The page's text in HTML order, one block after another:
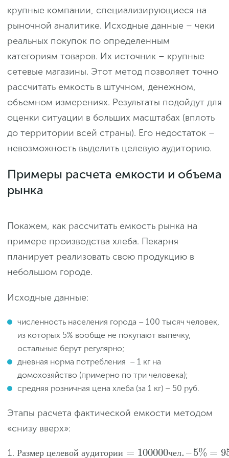
крупные компании, специализирующиеся на
рыночной аналитике. Исходные данные – чеки
реальных покупок по определенным
категориям товаров. Их источник – крупные
сетевые магазины. Этот метод позволяет точно
рассчитать емкость в штучном, денежном,
объемном измерениях. Результаты подойдут для
оценки ситуации в больших масштабах (вплоть
до территории всей страны). Его недостаток –
невозможность выделить целевую аудиторию.
Примеры расчета емкости и объема
рынка
Покажем, как рассчитать емкость рынка на
примере производства хлеба. Пекарня
планирует реализовать свою продукцию в
небольшом городе.
Исходные данные:
численность населения города – 100 тысяч человек,
из которых 5% вообще не покупают выпечку,
остальные берут регулярно;
дневная норма потребления – 1 кг на
домохозяйство (примерно по три человека);
средняя розничная цена хлеба (за 1 кг) – 50 руб.
Этапы расчета фактической емкости методом
«снизу вверх»:
Размер целевой аудитории = 100000чел. –5% =